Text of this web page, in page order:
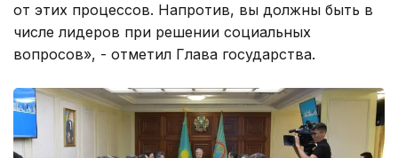
от этих процессов. Напротив, вы должны быть в
числе лидеров при решении социальных
вопросов», - отметил Глава государства.